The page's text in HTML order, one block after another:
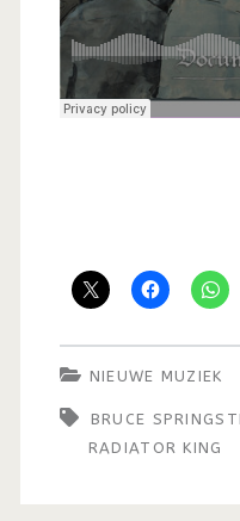
NIEUWE MUZIEK
BRUCE
RADIATOR KING